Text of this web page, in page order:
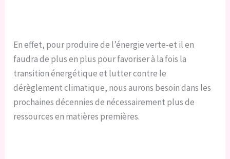
En effet, pour produire de l’énergie verte-et il en
faudra de plus en plus pour favoriser à la fois la
transition énergétique et lutter contre le
dérèglement climatique, nous aurons besoin dans les
prochaines décennies de nécessairement plus de
ressources en matières premières.